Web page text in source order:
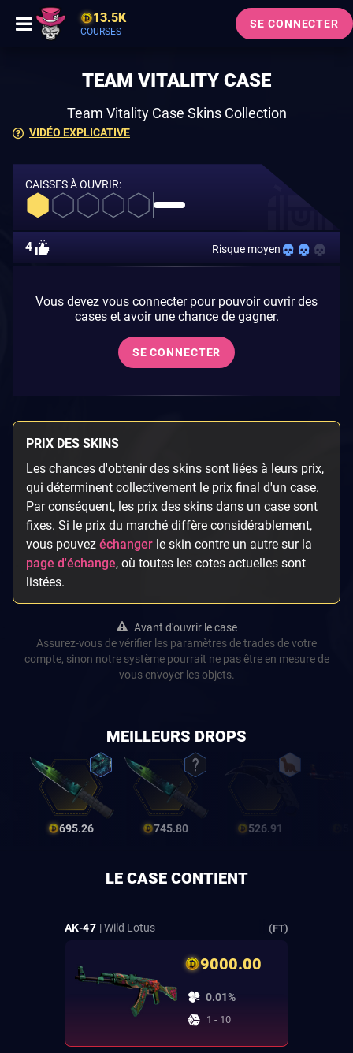
13.5K
COURSES
SE CONNECTER
VIDÉO EXPLICATIVE
TEAM VITALITY CASE
Team Vitality Case Skins Collection
CAISSES À OUVRIR:
4 Risque moyen
Vous devez vous connecter pour pouvoir ouvrir des
cases et avoir une chance de gagner.
SE CONNECTER
PRIX DES SKINS
Les chances d'obtenir des skins sont liées à leurs prix,
qui déterminent collectivement le prix final d'un case.
Par conséquent, les prix des skins dans un case sont
fixes. Si le prix du marché diffère considérablement,
vous pouvez échanger le skin contre un autre sur la
page d'échange, où toutes les cotes actuelles sont
listées.
Avant d'ouvrir le case
Assurez-vous de vérifier les paramètres de trades de votre
compte, sinon notre système pourrait ne pas être en mesure de
vous envoyer les objets.
MEILLEURS DROPS
695.26 745.80 526.91
LE CASE CONTIENT
AK-47 | Wild Lotus (FT)
9000.00
0.01%
1 - 10